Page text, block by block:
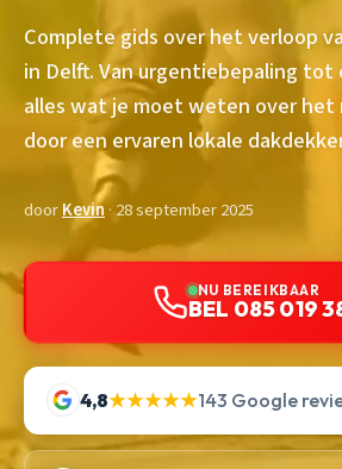
Complete gids over het verloop
in Delft. Van urgentiebepaling
alles wat je moet weten over het
door een ervaren lokale
doorKevin· 28 september 2025
NU BEREIKBAAR
BEL 085 019
4,8★★★★★143 Google